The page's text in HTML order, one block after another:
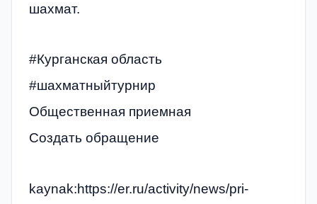
шахмат.
#Курганская область
#шахматныйтурнир
Общественная приемная
Создать обращение
kaynak:https://er.ru/activity/news/pri-